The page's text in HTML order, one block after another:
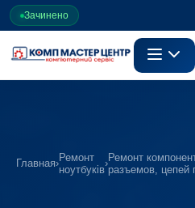
Зачинено
Главная›Ремонт
ноутбуків›Ремонт
разъемов, цепей